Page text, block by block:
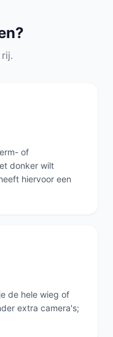
of
donker wilt
hiervoor een
de hele wieg of
extra camera's;